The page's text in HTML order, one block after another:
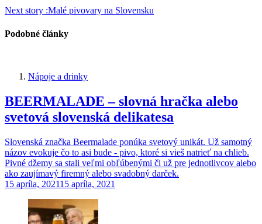
Next story :Malé pivovary na Slovensku
Podobné články
Nápoje a drinky
BEERMALADE – slovná hračka alebo
svetová slovenská delikatesa
Slovenská značka Beermalade ponúka svetový unikát. Už samotný
názov evokuje čo to asi bude - pivo, ktoré si vieš natrieť na chlieb.
Pivné džemy sa stali veľmi obľúbenými či už pre jednotlivcov alebo
ako zaujímavý firemný alebo svadobný darček.
15 apríla, 202115 apríla, 2021